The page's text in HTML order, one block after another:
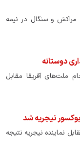
مراکش و سنگال در نیمه
دوستانه
ملت‌های آفریقا مقابل
نیجریه شد
نماینده نیجریه نتیجه